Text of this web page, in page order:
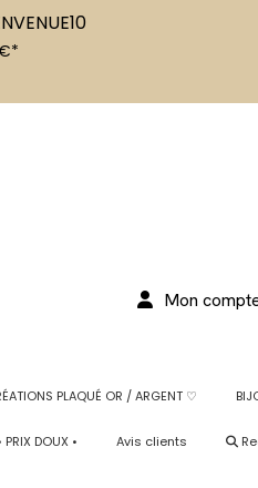
Mon
PLAQUÉ OR / ARGENT ♡
PRIX DOUX • Avis clients